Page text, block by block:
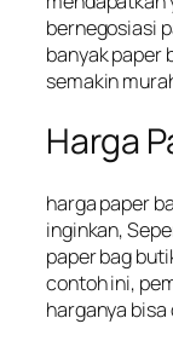
bernegosiasi
banyak paper
semakin
Harga
harga paper
inginkan,
paper bag
contoh ini,
harganya